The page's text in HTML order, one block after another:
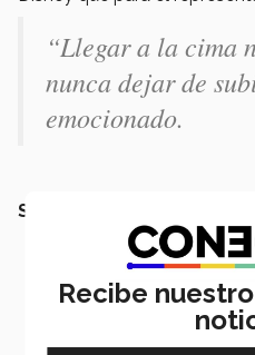
“Llegar a la cima
nunca dejar de
emocionado.
SEGURAMENTE QUERRÁS
Recibe